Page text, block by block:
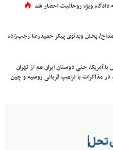
دادگاه ویژه روحانیت احضار شد
پخش ویدئوی پیکر حمیدرضا رجب‌زاده
حتی دوستان ایران هم از تهران
در مذاکرات با ترامپ قربانی روسیه و چین